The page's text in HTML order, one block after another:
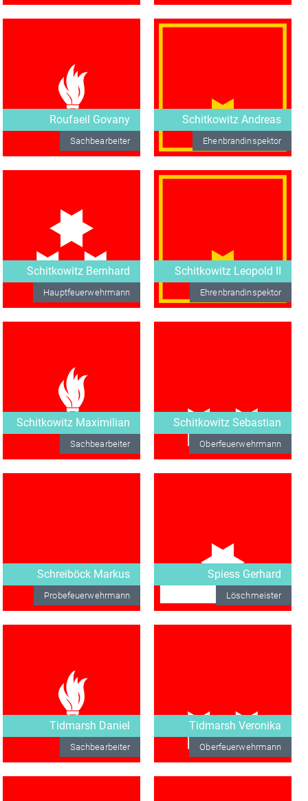
Roufaeil Govany
Sachbearbeiter
Schitkowitz Andreas
Ehenbrandinspektor
Schitkowitz Bernhard
Hauptfeuerwehrmann
Schitkowitz Leopold II
Ehrenbrandinspektor
Schitkowitz Maximilian
Sachbearbeiter
Schitkowitz Sebastian
Oberfeuerwehrmann
Schreiböck Markus
Probefeuerwehrmann
Spiess Gerhard
Löschmeister
Tidmarsh Daniel
Sachbearbeiter
Tidmarsh Veronika
Oberfeuerwehrmann